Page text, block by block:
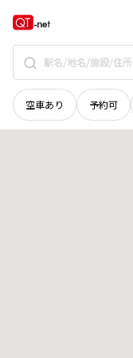
空車あり 予約可
山梨県